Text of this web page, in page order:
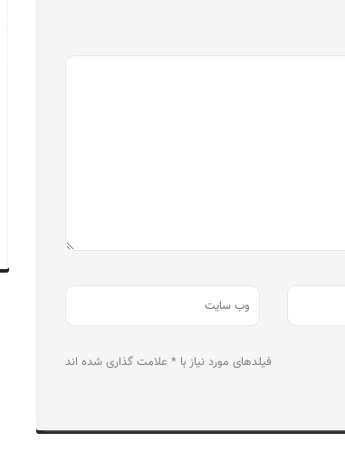
فیلدهای مورد نیاز با * علامت گذاری شده اند